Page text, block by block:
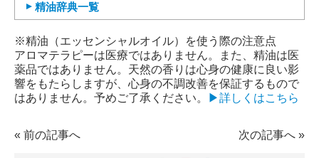
精油辞典一覧
※精油（エッセンシャルオイル）を使う際の注意点
アロマテラピーは医療ではありません。また、精油は医
薬品ではありません。天然の香りは心身の健康に良い影
響をもたらしますが、心身の不調改善を保証するもので
はありません。予めご了承ください。
▶詳しくはこちら
« 前の記事へ 次の記事へ »